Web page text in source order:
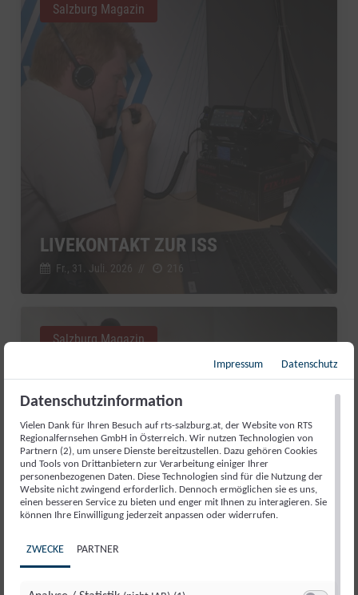
LIVEKONTAKT ZUR ISS
Fr., 31. Juli. 2026
Salzburg Magazin
GUT AIDERBICHL: LIEBLINGSTIER
JULI 2026
Salzburg Magazin
Impressum Datenschutz
Datenschutzinformation
Vielen Dank für Ihren Besuch auf rts-salzburg.at, der Website von RTS
Regionalfernsehen GmbH in Österreich. Wir nutzen Technologien von
Partnern (2), um unsere Dienste bereitzustellen. Dazu gehören Cookies
und Tools von Drittanbietern zur Verarbeitung einiger Ihrer
personenbezogenen Daten. Diese Technologien sind für die Nutzung der
Website nicht zwingend erforderlich. Dennoch ermöglichen sie es uns,
einen besseren Service zu bieten und enger mit Ihnen zu interagieren. Sie
können Ihre Einwilligung jederzeit anpassen oder widerrufen.
ZWECKE PARTNER